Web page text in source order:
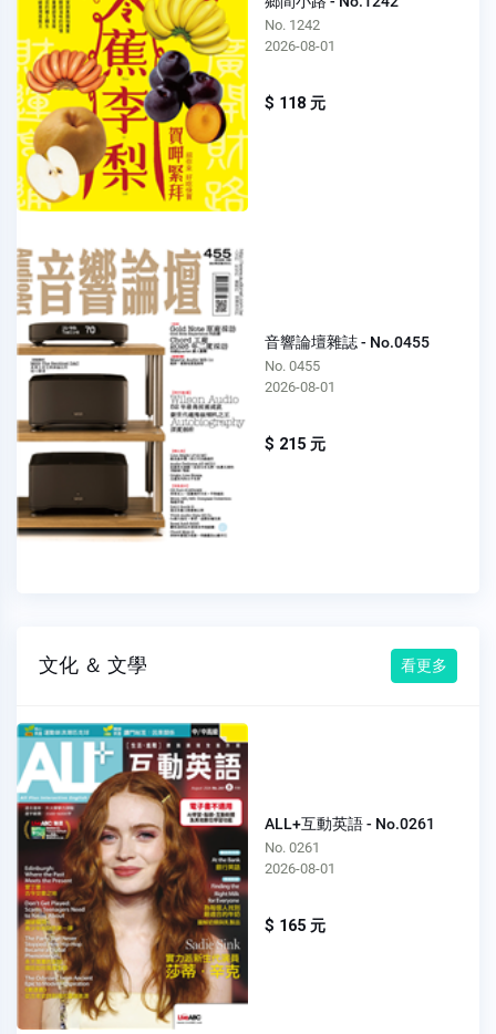
No. 1242
2026-08-01
$ 118 元
音響論壇雜誌 - No.0455
No. 0455
2026-08-01
$ 215 元
文化 ＆ 文學 看更多
ALL+互動英語 - No.0261
No. 0261
2026-08-01
$ 165 元